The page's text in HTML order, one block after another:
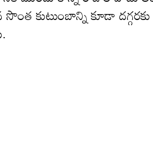
కుటుంబాన్ని కూడా